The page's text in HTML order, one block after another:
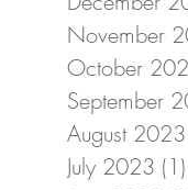
November
October
September
August 2023
July 2023 (1)